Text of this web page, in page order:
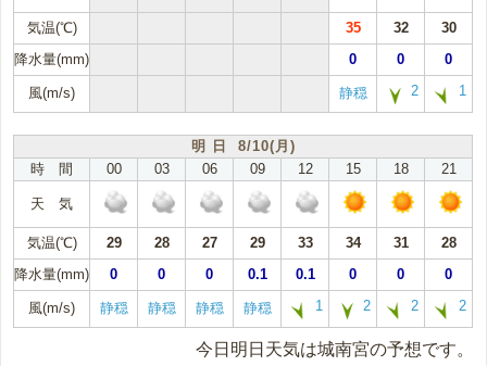
気温(℃) 35 32
30
降水量(mm)
0 0 0
風(m/s) 静穏 2 1
明 日 8/10(月)
時 間
00 03 06 09 12 15 18 21
天 気
気温(℃) 29 28 27 29 33 34 31
28
降水量(mm)
0 0 0 0.1 0.1 0 0 0
風(m/s) 静穏 静穏 静穏 静穏 1 2 2 2
今日明日天気は城南宮の予想です。